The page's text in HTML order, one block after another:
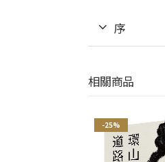
序
相關商品
-25%